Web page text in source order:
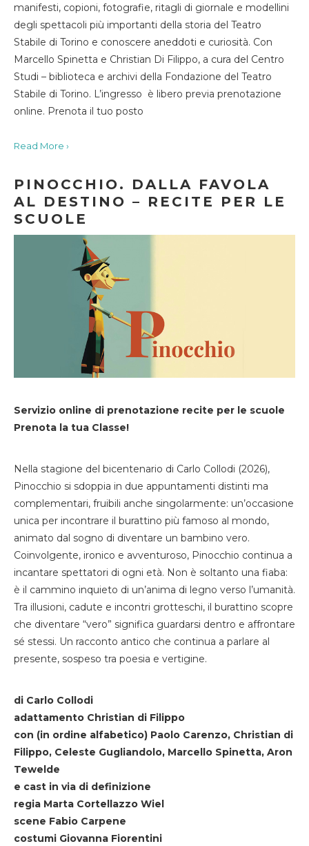
manifesti, copioni, fotografie, ritagli di giornale e modellini
degli spettacoli più importanti della storia del Teatro
Stabile di Torino e conoscere aneddoti e curiosità. Con
Marcello Spinetta e Christian Di Filippo, a cura del Centro
Studi – biblioteca e archivi della Fondazione del Teatro
Stabile di Torino. L’ingresso è libero previa prenotazione
online. Prenota il tuo posto
Read More ›
PINOCCHIO. DALLA FAVOLA
AL DESTINO – RECITE PER LE
SCUOLE
Servizio online di prenotazione recite per le scuole
Prenota la tua Classe!
Nella stagione del bicentenario di Carlo Collodi (2026),
Pinocchio si sdoppia in due appuntamenti distinti ma
complementari, fruibili anche singolarmente: un’occasione
unica per incontrare il burattino più famoso al mondo,
animato dal sogno di diventare un bambino vero.
Coinvolgente, ironico e avventuroso, Pinocchio continua a
incantare spettatori di ogni età. Non è soltanto una fiaba:
è il cammino inquieto di un’anima di legno verso l’umanità.
Tra illusioni, cadute e incontri grotteschi, il burattino scopre
che diventare “vero” significa guardarsi dentro e affrontare
sé stessi. Un racconto antico che continua a parlare al
presente, sospeso tra poesia e vertigine.
di Carlo Collodi
adattamento Christian di Filippo
con (in ordine alfabetico) Paolo Carenzo, Christian di
Filippo, Celeste Gugliandolo, Marcello Spinetta, Aron
Tewelde
e cast in via di definizione
regia Marta Cortellazzo Wiel
scene Fabio Carpene
costumi Giovanna Fiorentini